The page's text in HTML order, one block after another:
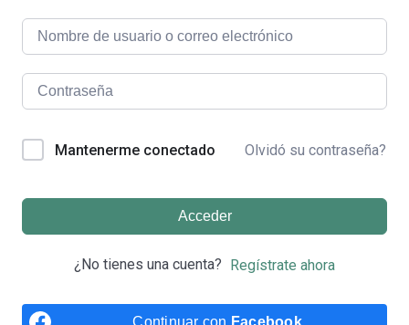
Mantenerme conectado Olvidó su contraseña?
Acceder
¿No tienes una cuenta? Regístrate ahora
Continuar con Facebook